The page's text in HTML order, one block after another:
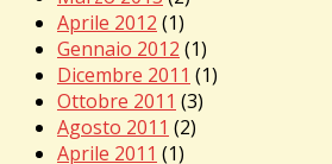
Aprile 2012 (1)
Gennaio 2012 (1)
Dicembre 2011 (1)
Ottobre 2011 (3)
Agosto 2011 (2)
Aprile 2011 (1)